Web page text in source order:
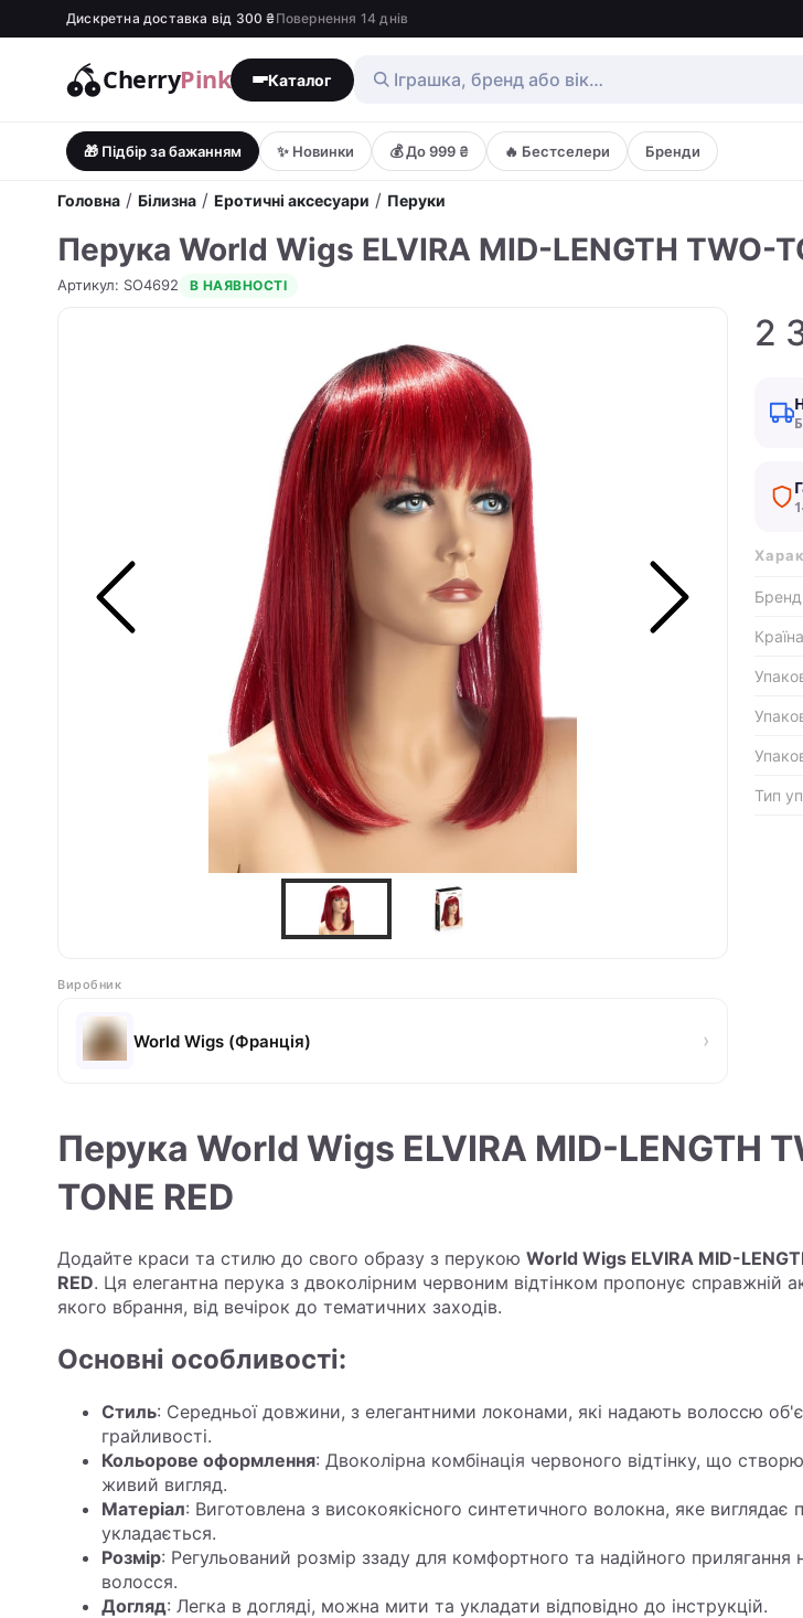
Дискретна доставка від 300 ₴Повернення 14 днів
CherryPink Каталог
🎁 Підбір за бажанням ✨ Новинки 💰 До 999 ₴ 🔥 Бестселери Бренди
Головна / Білизна / Еротичні аксесуари / Перуки
Перука World Wigs ELVIRA MID-LENGTH TWO-
Артикул: SO4692 В НАЯВНОСТІ
Виробник
World Wigs (Франція) ›
2
Бренд
Тип
Перука World Wigs ELVIRA MID-LENGTH
TONE RED
Додайте краси та стилю до свого образу з перукою World Wigs ELVIRA MID-
RED. Ця елегантна перука з двоколірним червоним відтінком пропонує справжній
якого вбрання, від вечірок до тематичних заходів.
Основні особливості:
Стиль: Середньої довжини, з елегантними локонами, які надають волоссю
грайливості.
Кольорове оформлення: Двоколірна комбінація червоного відтінку, що
живий вигляд.
Матеріал: Виготовлена з високоякісного синтетичного волокна, яке виглядає
укладається.
Розмір: Регульований розмір ззаду для комфортного та надійного прилягання
волосся.
Догляд: Легка в догляді, можна мити та укладати відповідно до інструкцій.